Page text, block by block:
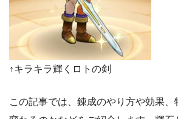
↑キラキラ輝くロトの剣
この記事では、錬成のやり方や効果